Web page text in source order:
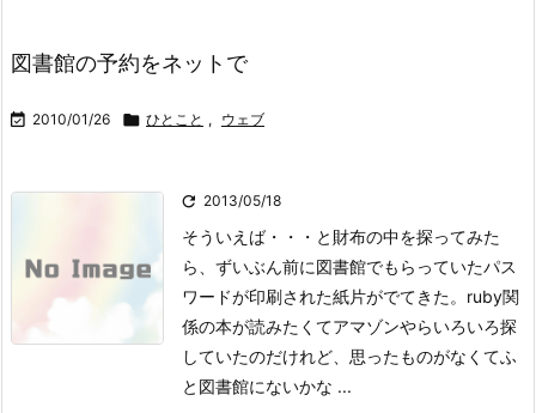
図書館の予約をネットで
 2010/01/26  ひとこと , ウェブ
 2013/05/18
そういえば・・・と財布の中を探ってみた
ら、ずいぶん前に図書館でもらっていたパス
ワードが印刷された紙片がでてきた。 ruby関
係の本が読みたくてアマゾンやらいろいろ探
していたのだけれど、思ったものがなくてふ
と図書館にないかな ...